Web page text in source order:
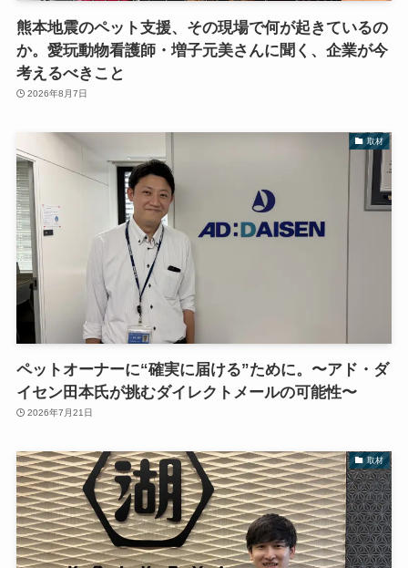
熊本地震のペット支援、その現場で何が起きているの
か。愛玩動物看護師・増子元美さんに聞く、企業が今
考えるべきこと
2026年8月7日
取材
ペットオーナーに“確実に届ける”ために。〜アド・ダ
イセン田本氏が挑むダイレクトメールの可能性〜
2026年7月21日
取材